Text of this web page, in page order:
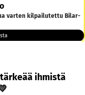
varten kilpailutettu Bilar-
6000€ hintaisiin autoihin
ihmistä